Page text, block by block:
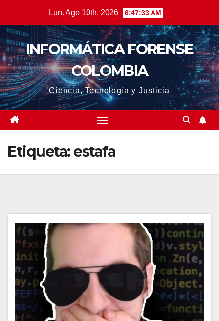
contenido
Lun. Ago 10th, 2026 6:47:34 AM
INFORMÁTICA FORENSE
COLOMBIA
Ciencia, Tecnología y Justicia
Etiqueta:estafa